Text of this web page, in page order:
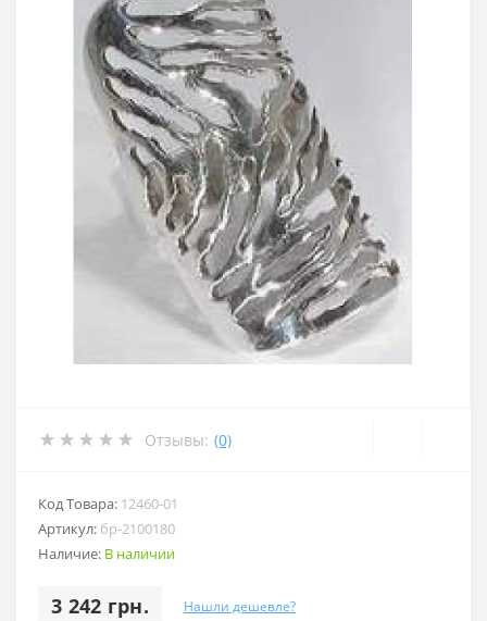
Отзывы: (0)
Код Товара: 12460-01
Артикул: бр-2100180
Наличие: В наличии
3 242 грн. Нашли дешевле?